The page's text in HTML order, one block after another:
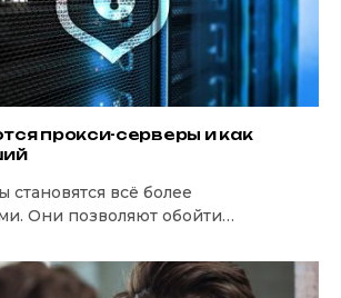
прокси-серверы и как
всё более
Они позволяют обойти
и оптимизировать сетевую
серверы используются не…